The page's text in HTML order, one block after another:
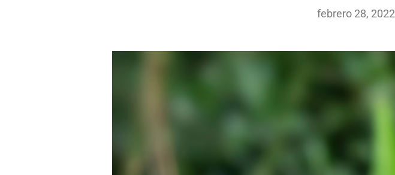
febrero 28, 2022